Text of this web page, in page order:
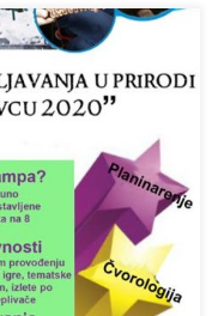
2020” KADA: 07-
Sljeme TKO: Sva djeca
djecom? Mi imamo
vatre,
i upotreba,
i još […]